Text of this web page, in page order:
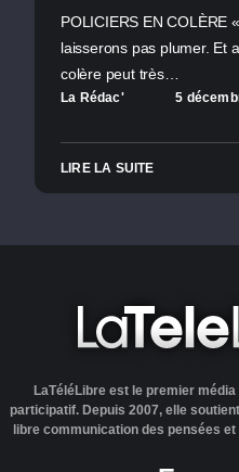
POLICIERS EN COLÈRE
laisserons pas plumer. Et
colère peut très…
La Rédac' 5
LIRE LA SUITE
LaTéléLibre est le premier
participatif. Depuis 2007, elle
libre communication des pensées